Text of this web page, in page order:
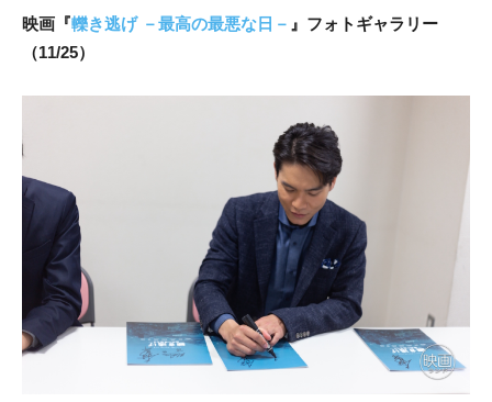
映画『轢き逃げ －最高の最悪な日－ 』フォトギャラリー
（11/25）